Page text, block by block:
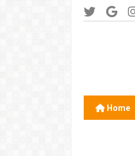
Home